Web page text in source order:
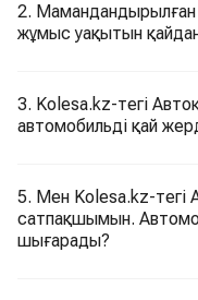
2.
жұмыс уақытын
3. Kolesa.kz-тегі
автомобильді қай
5. Мен Kolesa.kz-тегі
сатпақшымын.
шығарады?